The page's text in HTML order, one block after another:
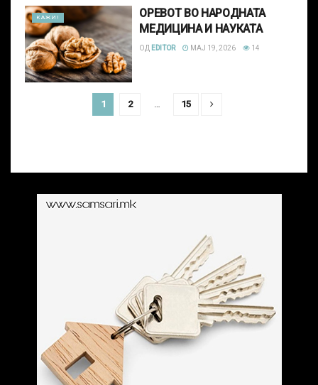
КАЖИ!
ОРЕВОТ ВО НАРОДНАТА
МЕДИЦИНА И НАУКАТА
ОД EDITOR МАЈ 19, 2026 14
1 2 15